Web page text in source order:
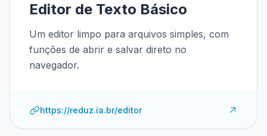
Editor de Texto Básico
Um editor limpo para arquivos simples, com
funções de abrir e salvar direto no
navegador.
https://reduz.ia.br/editor